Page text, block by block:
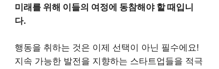
미래를 위해 이들의 여정에 동참해야 할 때입니
다.
행동을 취하는 것은 이제 선택이 아닌 필수에요!
지속 가능한 발전을 지향하는 스타트업들을 적극